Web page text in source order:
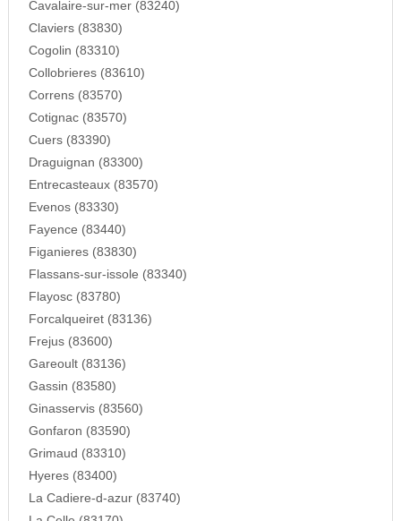
Cavalaire-sur-mer (83240)
Claviers (83830)
Cogolin (83310)
Collobrieres (83610)
Correns (83570)
Cotignac (83570)
Cuers (83390)
Draguignan (83300)
Entrecasteaux (83570)
Evenos (83330)
Fayence (83440)
Figanieres (83830)
Flassans-sur-issole (83340)
Flayosc (83780)
Forcalqueiret (83136)
Frejus (83600)
Gareoult (83136)
Gassin (83580)
Ginasservis (83560)
Gonfaron (83590)
Grimaud (83310)
Hyeres (83400)
La Cadiere-d-azur (83740)